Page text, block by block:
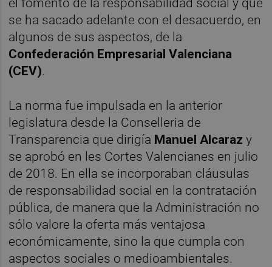
se ha sacado adelante con el desacuerdo, en
algunos de sus aspectos, de la
Confederación Empresarial Valenciana
(CEV).
La norma fue impulsada en la anterior
legislatura desde la Conselleria de
Transparencia que dirigía Manuel Alcaraz y
se aprobó en les Cortes Valencianes en julio
de 2018. En ella se incorporaban cláusulas
de responsabilidad social en la contratación
pública, de manera que la Administración no
sólo valore la oferta más ventajosa
económicamente, sino la que cumpla con
aspectos sociales o medioambientales.